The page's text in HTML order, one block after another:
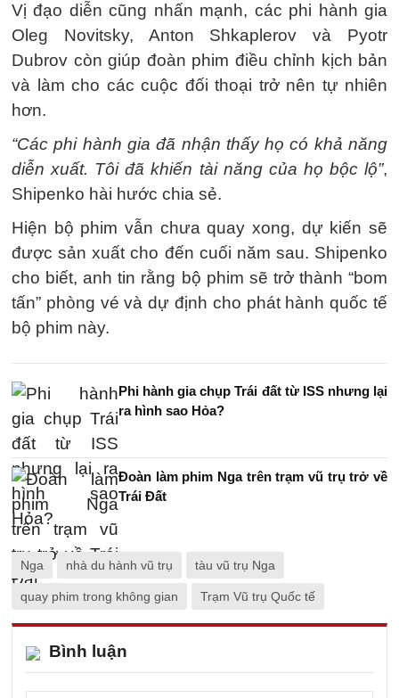
Vị đạo diễn cũng nhấn mạnh, các phi hành gia
Oleg Novitsky, Anton Shkaplerov và Pyotr
Dubrov còn giúp đoàn phim điều chỉnh kịch bản
và làm cho các cuộc đối thoại trở nên tự nhiên
hơn.
“Các phi hành gia đã nhận thấy họ có khả năng
diễn xuất. Tôi đã khiến tài năng của họ bộc lộ”,
Shipenko hài hước chia sẻ.
Hiện bộ phim vẫn chưa quay xong, dự kiến sẽ
được sản xuất cho đến cuối năm sau. Shipenko
cho biết, anh tin rằng bộ phim sẽ trở thành “bom
tấn” phòng vé và dự định cho phát hành quốc tế
bộ phim này.
Phi hành gia chụp Trái đất từ ISS nhưng lại
ra hình sao Hỏa?
Đoàn làm phim Nga trên trạm vũ trụ trở về
Trái Đất
Nga nhà du hành vũ trụ tàu vũ trụ Nga
quay phim trong không gian Trạm Vũ trụ Quốc tế
Bình luận